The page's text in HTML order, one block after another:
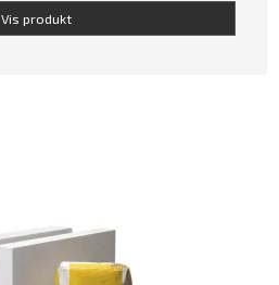
Vis produkt